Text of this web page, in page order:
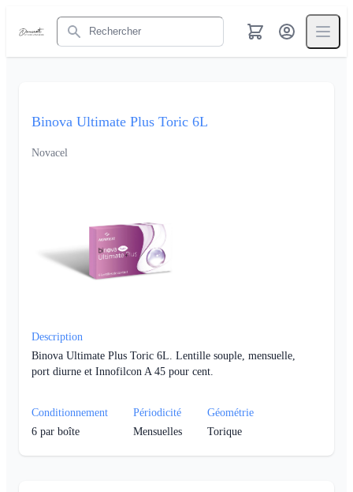
Rechercher
Binova Ultimate Plus Toric 6L
Novacel
Description
Binova Ultimate Plus Toric 6L. Lentille souple, mensuelle,
port diurne et Innofilcon A 45 pour cent.
Conditionnement
6 par boîte
Périodicité
Mensuelles
Géométrie
Torique